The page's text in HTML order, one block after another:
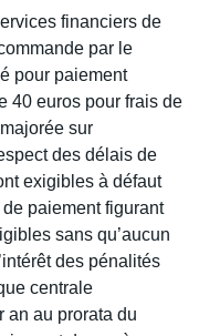
financiers de
par le
pour paiement
40 euros pour frais de
sur
des délais de
exigibles à défaut
paiement figurant
sans qu’aucun
des pénalités
centrale
an au prorata du